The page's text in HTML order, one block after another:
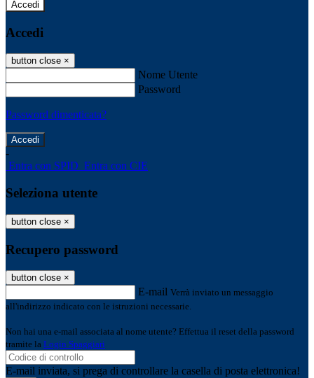
Accedi
Accedi
button close ×
Nome Utente
Password
Password dimenticata?
-
Entra con SPID Entra con CIE
Seleziona utente
button close ×
Recupero password
button close ×
E-mail Verrà inviato un messaggio
all'indirizzo indicato con le istruzioni necessarie.
Non hai una e-mail associata al nome utente? Effettua il reset della password
tramite la Login Spaggiari
E-mail inviata, si prega di controllare la casella di posta elettronica!